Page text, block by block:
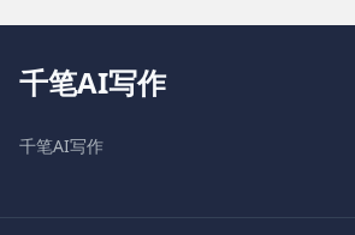
千笔AI写作
千笔AI写作